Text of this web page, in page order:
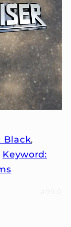
Black,
Keyword: